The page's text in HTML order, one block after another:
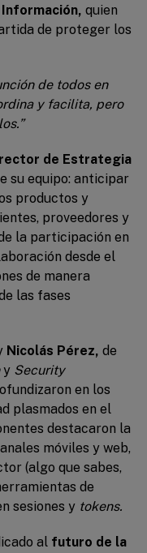
quien
de proteger los
de todos en
y facilita, pero
de Estrategia
su equipo: anticipar
productos y
proveedores y
la participación en
desde el
de manera
las fases
Nicolás Pérez, de
y Security
en los
plasmados en el
destacaron la
móviles y web,
(algo que sabes,
de
sesiones y tokens.
al futuro de la